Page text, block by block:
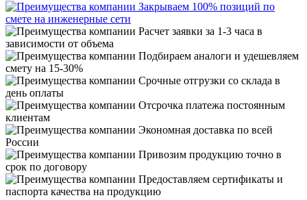
Закрываем 100% позиций по
смете на инженерные сети
Расчет заявки за 1-3 часа в
зависимости от объема
Подбираем аналоги и удешевляем
смету на 15-30%
Срочные отгрузки со склада в
день оплаты
Отсрочка платежа постоянным
клиентам
Экономная доставка по всей
России
Привозим продукцию точно в
срок по договору
Предоставляем сертификаты и
паспорта качества на продукцию